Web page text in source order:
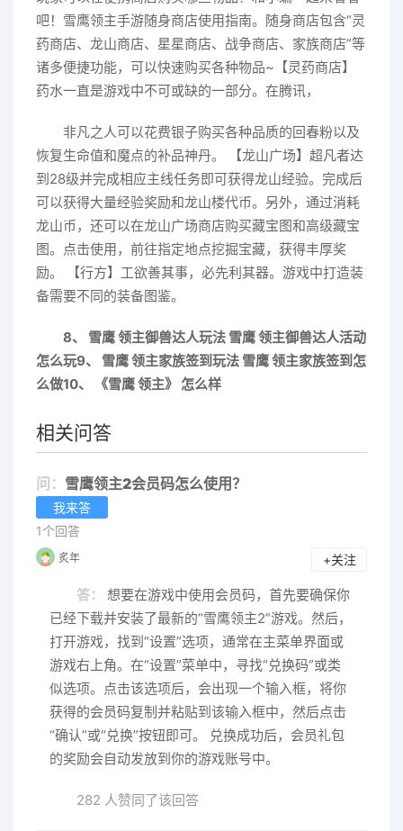
吧！雪鹰领主手游随身商店使用指南。随身商店包含“灵
药商店、龙山商店、星星商店、战争商店、家族商店”等
诸多便捷功能，可以快速购买各种物品~【灵药商店】
药水一直是游戏中不可或缺的一部分。在腾讯，
非凡之人可以花费银子购买各种品质的回春粉以及
恢复生命值和魔点的补品神丹。 【龙山广场】超凡者达
到28级并完成相应主线任务即可获得龙山经验。完成后
可以获得大量经验奖励和龙山楼代币。另外，通过消耗
龙山币，还可以在龙山广场商店购买藏宝图和高级藏宝
图。点击使用，前往指定地点挖掘宝藏，获得丰厚奖
励。 【行方】工欲善其事，必先利其器。游戏中打造装
备需要不同的装备图鉴。
8、 雪鹰 领主御兽达人玩法 雪鹰 领主御兽达人活动
怎么玩9、 雪鹰 领主家族签到玩法 雪鹰 领主家族签到怎
么做10、 《雪鹰 领主》 怎么样
相关问答
问： 雪鹰领主2会员码怎么使用？
我来答
1个回答
炙年 +关注
答：
想要在游戏中使用会员码，首先要确保你
已经下载并安装了最新的“雪鹰领主2”游戏。然后，
打开游戏，找到“设置”选项，通常在主菜单界面或
游戏右上角。在“设置”菜单中，寻找“兑换码”或类
似选项。点击该选项后，会出现一个输入框，将你
获得的会员码复制并粘贴到该输入框中，然后点击
“确认”或“兑换”按钮即可。 兑换成功后，会员礼包
的奖励会自动发放到你的游戏账号中。
282 人赞同了该回答